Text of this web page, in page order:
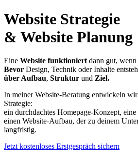
Website Strategie
& Website Planung
Eine Website funktioniert dann gut, wenn
Bevor Design, Technik oder Inhalte
über Aufbau, Struktur und Ziel.
In meiner Website-Beratung entwickeln
Strategie:
ein durchdachtes Homepage-Konzept,
einen Website-Aufbau, der zu deinem
langfristig.
Jetzt kostenloses Erstgespräch sichern